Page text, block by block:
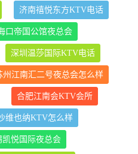
济南禧悦东方KTV电话
口帝国公馆夜总会
深圳温莎国际KTV电话
州江南汇二号夜总会怎么样
合肥江南会KTV会所
维也纳KTV怎么样
凯悦国际夜总会